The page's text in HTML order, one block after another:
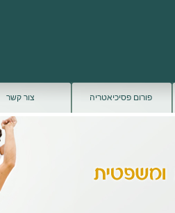
פורום פסיכיאטריה צור קשר